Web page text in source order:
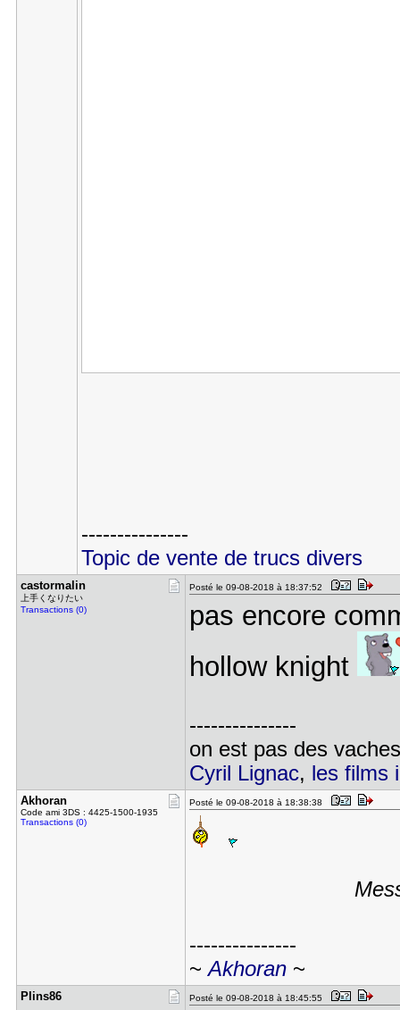
---------------
Topic de vente de trucs divers
castormali​n
上手くなりたい
Transactions (0)
Posté le 09-08-2018 à 18:37:52
pas encore
hollow knight
---------------
on est pas des
Cyril Lignac, les films
Akhoran
Code ami 3DS : 4425-1500-1935
Transactions (0)
Posté le 09-08-2018 à 18:38:38
---------------
~Akhoran~
Plins86 Posté le 09-08-2018 à 18:45:55